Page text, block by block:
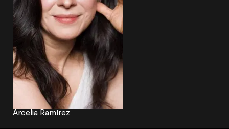
Arcelia Ramírez